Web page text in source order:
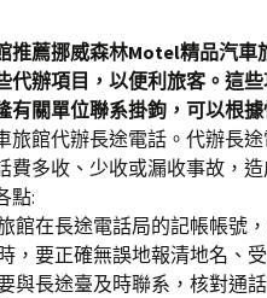
推薦挪威森林Motel精品汽車
代辦項目，以便利旅客。這
有關單位聯系掛鉤，可以根
旅館代辦長途電話。代辦長
費多收、少收或漏收事故，
點:
館在長途電話局的記帳帳號
，要正確無誤地報清地名、
與長途臺及時聯系，核對通